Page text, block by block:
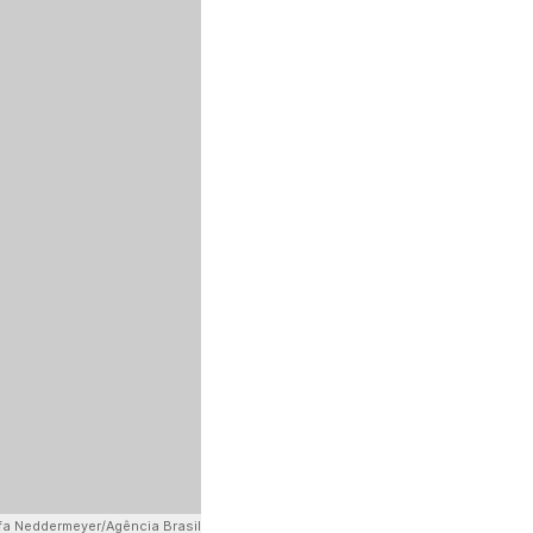
Neddermeyer/Agência Brasil